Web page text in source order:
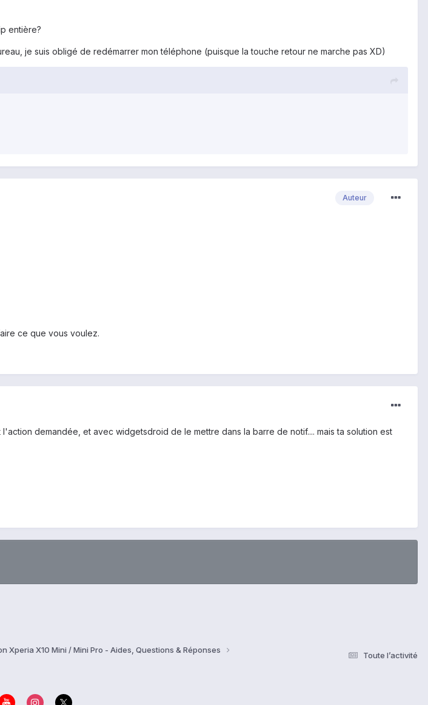
entière?
je suis obligé de redémarrer mon téléphone (puisque la touche retour ne marche pas XD)
Auteur
ce que vous voulez.
demandée, et avec widgetsdroid de le mettre dans la barre de notif.... mais ta solution est
Toute l’activité
Xperia X10 Mini / Mini Pro - Aides, Questions & Réponses